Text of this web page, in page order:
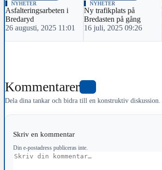
NYHETER
Asfalteringsarbeten i
Bredaryd
26 augusti, 2025 11:01
NYHETER
Ny trafikplats på
Bredasten på gång
16 juli, 2025 09:26
Kommentarer
Dela dina tankar och bidra till en konstruktiv diskussion.
Skriv en kommentar
Din e-postadress publiceras inte.
Kommentar